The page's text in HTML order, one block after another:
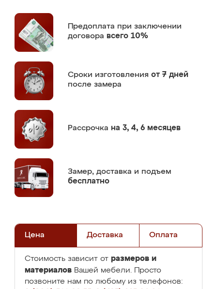
Предоплата при заключении
договора всего 10%
Сроки изготовления от 7 дней
после замера
Рассрочка на 3, 4, 6 месяцев
Замер, доставка и подъем
бесплатно
Цена Доставка Оплата
Стоимость зависит от размеров и
материалов Вашей мебели. Просто
позвоните нам по любому из телефонов: